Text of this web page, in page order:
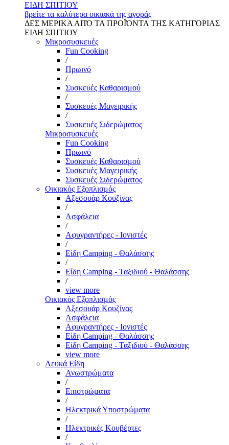
ΕΙΔΗ ΣΠΙΤΙΟΥ
βρείτε τα καλύτερα οικιακά της αγοράς
ΔΕΣ ΜΕΡΙΚΑ ΑΠΌ ΤΑ ΠΡΟΪΌΝΤΑ ΤΗΣ ΚΑΤΗΓΟΡΙΑΣ
ΕΙΔΗ ΣΠΙΤΙΟΥ
Μικροσυσκευές
Fun Cooking
/
Πρωινό
/
Συσκευές Καθαρισμού
/
Συσκευές Μαγειρικής
/
Συσκευές Σιδερώματος
Μικροσυσκευές
Fun Cooking
Πρωινό
Συσκευές Καθαρισμού
Συσκευές Μαγειρικής
Συσκευές Σιδερώματος
Οικιακός Εξοπλισμός
Αξεσουάρ Κουζίνας
/
Ασφάλεια
/
Αφυγραντήρες - Ιονιστές
/
Είδη Camping - Θαλάσσης
/
Είδη Camping - Ταξιδιού - Θαλάσσης
/
view more
Οικιακός Εξοπλισμός
Αξεσουάρ Κουζίνας
Ασφάλεια
Αφυγραντήρες - Ιονιστές
Είδη Camping - Θαλάσσης
Είδη Camping - Ταξιδιού - Θαλάσσης
view more
Λευκά Είδη
Ανωστρώματα
/
Επιστρώματα
/
Ηλεκτρικά Υποστρώματα
/
Ηλεκτρικές Κουβέρτες
/